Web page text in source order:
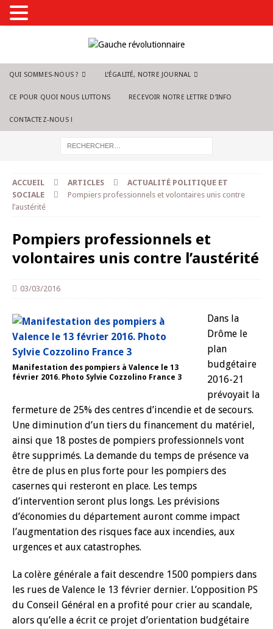
QUI SOMMES-NOUS ? L’ÉGALITÉ, NOTRE JOURNAL
CE POUR QUOI NOUS LUTTONS RECEVOIR NOTRE LETTRE D’INFO
CONTACTEZ-NOUS !
ACCUEIL ARTICLES
ACTUALITÉ POLITIQUE ET
SOCIALE
Pompiers professionnels et volontaires unis contre
l’austérité
Pompiers professionnels et
volontaires unis contre l’austérité
03/03/2016
Manifestation des pompiers à Valence le 13
février 2016. Photo Sylvie Cozzolino France 3
Dans la
Drôme le
plan
budgétaire
2016-21
prévoyait la
fermeture de 25% des centres d’incendie et de secours.
Une diminution d’un tiers du financement du matériel,
ainsi que 18 postes de pompiers professionnels vont
être supprimés. La demande du temps de présence va
être de plus en plus forte pour les pompiers des
casernes qui resteront en place. Les temps
d’intervention seront plus longs. Les prévisions
d’économies du département auront comme impact
l’augmentation des risques face aux incendies, aux
urgences et aux catastrophes.
La colère générale a fait descendre 1500 pompiers dans
les rues de Valence le 13 février dernier. L’opposition PS
du Conseil Général en a profité pour crier au scandale,
alors qu’elle a écrit ce projet d’orientation budgétaire